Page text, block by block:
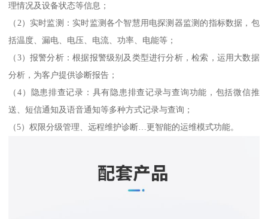
理情况及设备状态等信息；
（2）实时监测：实时监测各个智慧用电探测器监测的指标数据，包
括温度、漏电、电压、电流、功率、电能等；
（3）报警分析：根据报警级别及类型进行分析，检索，运用大数据
分析，为客户提供诊断报告；
（4）隐患排查记录：具有隐患排查记录与查询功能，包括微信推
送、短信通知及语音通知等多种方式记录与查询；
（5）权限分级管理、远程维护诊断…更智能的运维模式功能。